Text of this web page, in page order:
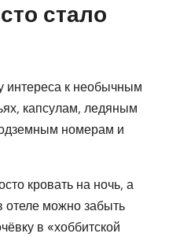
стало
интереса к необычным
капсулам, ледяным
номерам и
кровать на ночь, а
можно забыть
в «хоббитской